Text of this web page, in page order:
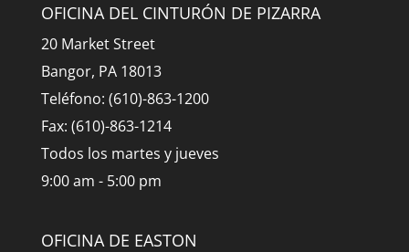
OFICINA DEL CINTURÓN DE PIZARRA
20 Market Street
Bangor, PA 18013
Teléfono: (610)-863-1200
Fax: (610)-863-1214
Todos los martes y jueves
9:00 am - 5:00 pm
OFICINA DE EASTON